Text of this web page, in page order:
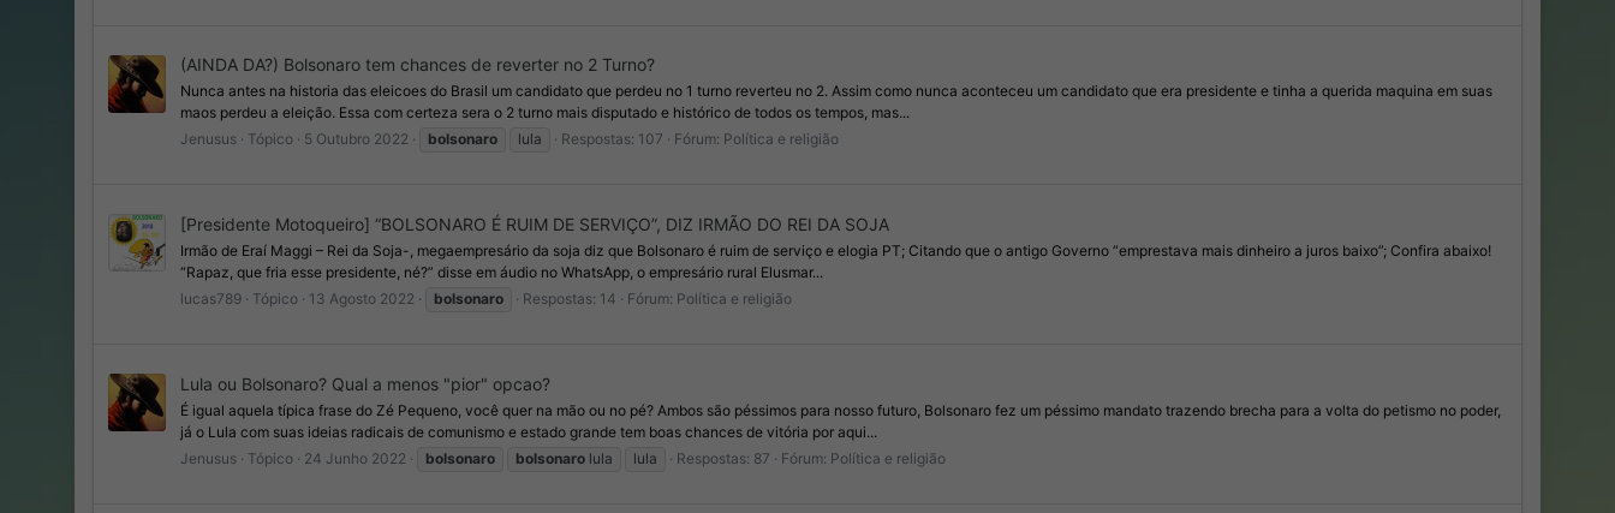
(AINDA DA?) Bolsonaro tem chances de reverter no 2 Turno?
Nunca antes na historia das eleicoes do Brasil um candidato que perdeu no 1 turno reverteu no 2. Assim como nunca aconteceu um candidato que era presidente e tinha a querida maquina em suas
maos perdeu a eleição. Essa com certeza sera o 2 turno mais disputado e histórico de todos os tempos, mas...
Jenusus
Tópico 5 Outubro 2022 bolsonaro lula Respostas: 107 Fórum: Política e religião
[Presidente Motoqueiro] “BOLSONARO É RUIM DE SERVIÇO”, DIZ IRMÃO DO REI DA SOJA
Irmão de Eraí Maggi – Rei da Soja-, megaempresário da soja diz que Bolsonaro é ruim de serviço e elogia PT; Citando que o antigo Governo “emprestava mais dinheiro a juros baixo”; Confira abaixo!
“Rapaz, que fria esse presidente, né?” disse em áudio no WhatsApp, o empresário rural Elusmar...
lucas789
Tópico 13 Agosto 2022 bolsonaro Respostas: 14 Fórum: Política e religião
Lula ou Bolsonaro? Qual a menos "pior" opcao?
É igual aquela típica frase do Zé Pequeno, você quer na mão ou no pé? Ambos são péssimos para nosso futuro, Bolsonaro fez um péssimo mandato trazendo brecha para a volta do petismo no poder,
já o Lula com suas ideias radicais de comunismo e estado grande tem boas chances de vitória por aqui...
Jenusus
Tópico 24 Junho 2022 bolsonaro bolsonaro lula lula Respostas: 87 Fórum: Política e religião